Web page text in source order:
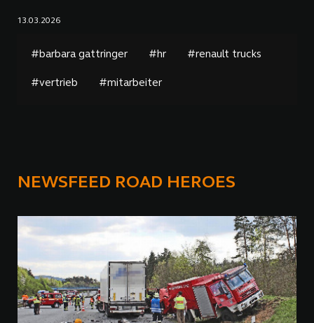
13.03.2026
#barbara gattringer #hr #renault trucks
#vertrieb #mitarbeiter
NEWSFEED ROAD HEROES